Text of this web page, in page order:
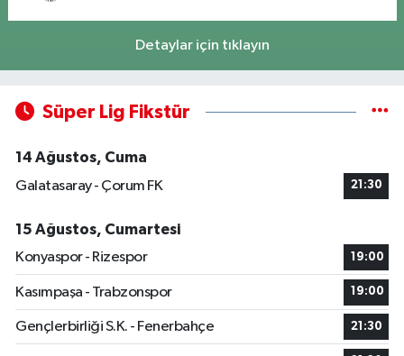
Detaylar için tıklayın
Süper Lig Fikstür
14 Ağustos, Cuma
Galatasaray - Çorum FK
21:30
15 Ağustos, Cumartesi
Konyaspor - Rizespor
19:00
Kasımpaşa - Trabzonspor 19:00
Gençlerbirliği S.K. - Fenerbahçe 21:30